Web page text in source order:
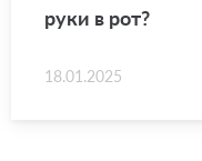
руки в рот?
18.01.2025